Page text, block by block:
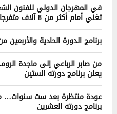
في المهرجان الدولي للفنون
تغني أمام أكثر من 8 آلاف متفرجا
برنامج الدورة الحادية
من صابر الرباعي إلى ماجدة
يعلن برنامج دورته الستين
عودة منتظرة بعد ست سنوات…
برنامج دورته العشرين